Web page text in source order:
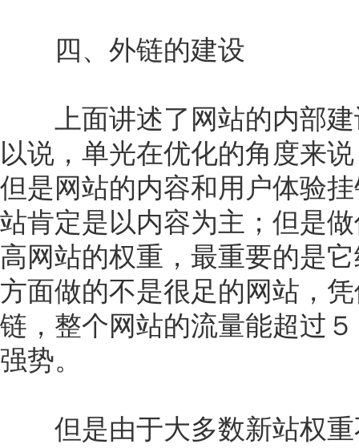
四、外链的建设
上面讲述了网站的内部建
以说，单光在优化的角度来
但是网站的内容和用户体验
站肯定是以内容为主；但是
高网站的权重，最重要的是
方面做的不是很足的网站，
链，整个网站的流量能超过
强势。
但是由于大多数新站权重